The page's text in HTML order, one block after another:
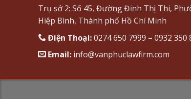
Trụ sở 2: Số 45, Đường Đinh Thị Thi,
Hiệp Bình, Thành phố Hồ Chí Minh
Điện Thoại:0274 650 7999 – 0932 350
Email: info@vanphuclawfirm.com